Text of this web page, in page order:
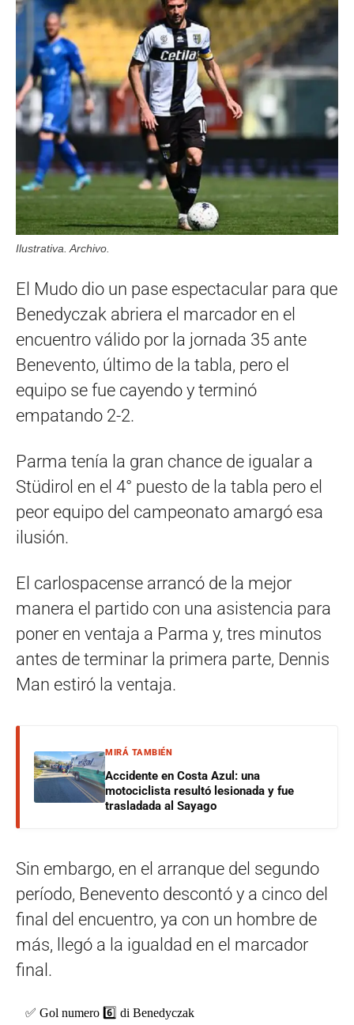
Ilustrativa. Archivo.
El Mudo dio un pase espectacular para que
Benedyczak abriera el marcador en el
encuentro válido por la jornada 35 ante
Benevento, último de la tabla, pero el
equipo se fue cayendo y terminó
empatando 2-2.
Parma tenía la gran chance de igualar a
Stüdirol en el 4° puesto de la tabla pero el
peor equipo del campeonato amargó esa
ilusión.
El carlospacense arrancó de la mejor
manera el partido con una asistencia para
poner en ventaja a Parma y, tres minutos
antes de terminar la primera parte, Dennis
Man estiró la ventaja.
MIRÁ TAMBIÉN
Accidente en Costa Azul: una
motociclista resultó lesionada y fue
trasladada al Sayago
Sin embargo, en el arranque del segundo
período, Benevento descontó y a cinco del
final del encuentro, ya con un hombre de
más, llegó a la igualdad en el marcador
final.
✅ Gol numero 6️⃣ di Benedyczak